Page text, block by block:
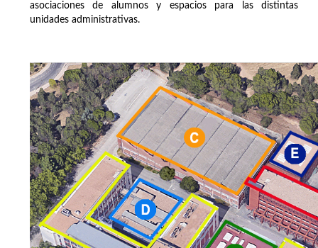
asociaciones de alumnos y espacios para las distintas
unidades administrativas.